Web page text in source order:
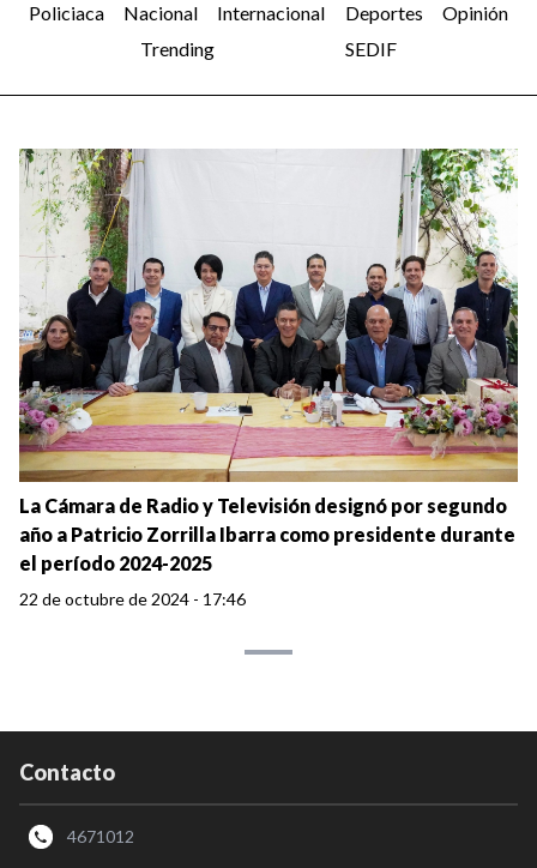
Policiaca
Nacional Internacional Deportes
Opinión
Trending
SEDIF
La Cámara de Radio y Televisión designó por segundo
año a Patricio Zorrilla Ibarra como presidente durante
el período 2024-2025
22 de octubre de 2024 - 17:46
Contacto
4671012